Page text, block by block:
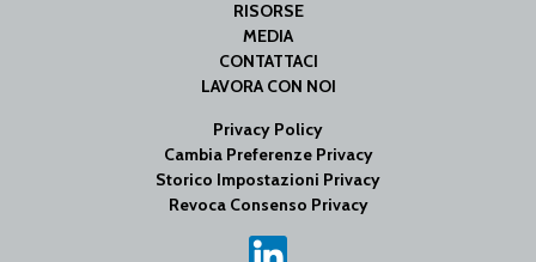
RISORSE
MEDIA
CONTATTACI
LAVORA CON NOI
Privacy Policy
Cambia Preferenze Privacy
Storico Impostazioni Privacy
Revoca Consenso Privacy